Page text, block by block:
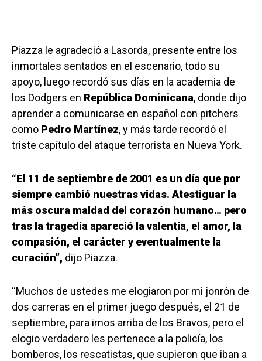
Piazza le agradeció a Lasorda, presente entre los
inmortales sentados en el escenario, todo su
apoyo, luego recordó sus días en la academia de
los Dodgers en República Dominicana, donde dijo
aprender a comunicarse en español con pitchers
como Pedro Martínez, y más tarde recordó el
triste capítulo del ataque terrorista en Nueva York.
“El 11 de septiembre de 2001 es un día que por
siempre cambió nuestras vidas. Atestiguar la
más oscura maldad del corazón humano… pero
tras la tragedia apareció la valentía, el amor, la
compasión, el carácter y eventualmente la
curación”, dijo Piazza.
“Muchos de ustedes me elogiaron por mi jonrón de
dos carreras en el primer juego después, el 21 de
septiembre, para irnos arriba de los Bravos, pero el
elogio verdadero les pertenece a la policía, los
bomberos, los rescatistas, que supieron que iban a